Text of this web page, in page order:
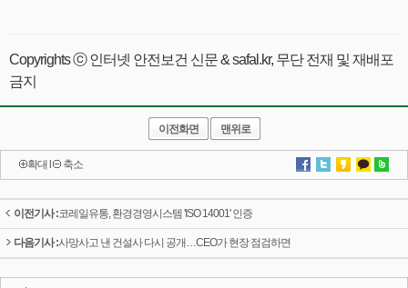
Copyrights ⓒ 인터넷 안전보건 신문 & safal.kr, 무단 전재 및 재배포
금지
이전화면 맨위로
확대 축소
이전기사 :코레일유통, 환경경영시스템 'ISO 14001' 인증
다음기사 :사망사고 낸 건설사 다시 공개…CEO가 현장 점검하면